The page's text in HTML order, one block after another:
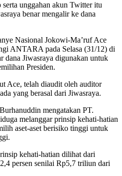
unggahan akun Twitter itu
benar mengalir ke dana
Nasional Jokowi-Ma’ruf Ace
ANTARA pada Selasa (31/12) di
dana Jiwasraya digunakan untuk
Presiden.
Ace, telah diaudit oleh auditor
yang berasal dari Jiwasraya.
mengatakan PT.
melanggar prinsip kehati-hatian
aset-aset berisiko tinggi untuk
kehati-hatian dilihat dari
persen senilai Rp5,7 triliun dari